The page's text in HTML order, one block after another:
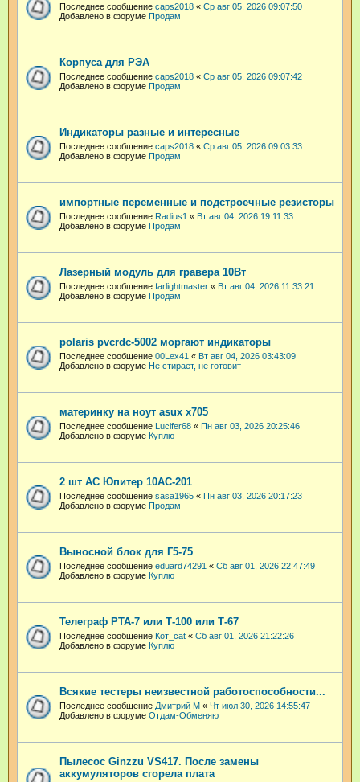
Последнее сообщение caps2018 « Ср авг 05, 2026 09:07:50
Добавлено в форуме Продам
Корпуса для РЭА
Последнее сообщение caps2018 « Ср авг 05, 2026 09:07:42
Добавлено в форуме Продам
Индикаторы разные и интересные
Последнее сообщение caps2018 « Ср авг 05, 2026 09:03:33
Добавлено в форуме Продам
импортные переменные и подстроечные резисторы
Последнее сообщение Radius1 « Вт авг 04, 2026 19:11:33
Добавлено в форуме Продам
Лазерный модуль для гравера 10Вт
Последнее сообщение farlightmaster « Вт авг 04, 2026 11:33:21
Добавлено в форуме Продам
polaris pvcrdc-5002 моргают индикаторы
Последнее сообщение 00Lex41 « Вт авг 04, 2026 03:43:09
Добавлено в форуме Не стирает, не готовит
материнку на ноут asux x705
Последнее сообщение Lucifer68 « Пн авг 03, 2026 20:25:46
Добавлено в форуме Куплю
2 шт АС Юпитер 10АС-201
Последнее сообщение sasa1965 « Пн авг 03, 2026 20:17:23
Добавлено в форуме Продам
Выносной блок для Г5-75
Последнее сообщение eduard74291 « Сб авг 01, 2026 22:47:49
Добавлено в форуме Куплю
Телеграф РТА-7 или Т-100 или Т-67
Последнее сообщение Кот_cat « Сб авг 01, 2026 21:22:26
Добавлено в форуме Куплю
Всякие тестеры неизвестной работоспособности...
Последнее сообщение Дмитрий М « Чт июл 30, 2026 14:55:47
Добавлено в форуме Отдам-Обменяю
Пылесос Ginzzu VS417. После замены
аккумуляторов сгорела плата